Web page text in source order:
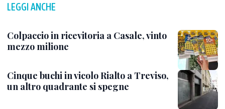
LEGGI ANCHE
Colpaccio in ricevitoria a Casale, vinto
mezzo milione
Cinque buchi in vicolo Rialto a Treviso,
un altro quadrante si spegne